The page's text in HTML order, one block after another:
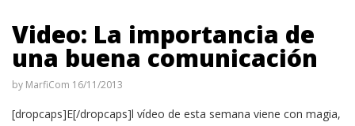
Video: La importancia de
una buena comunicación
by MarfiCom 16/11/2013
[dropcaps]E[/dropcaps]l vídeo de esta semana viene con magia,